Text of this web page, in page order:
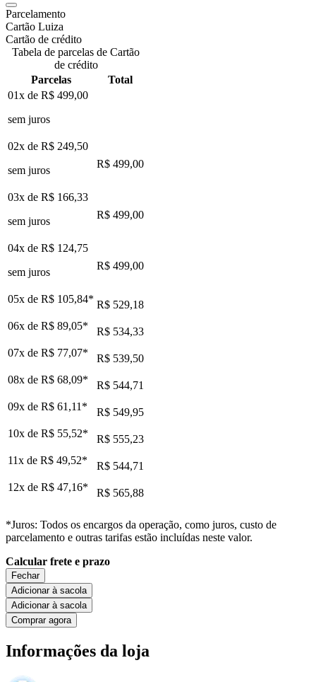
Parcelamento
Cartão Luiza
Cartão de crédito
Tabela de parcelas de Cartão
de crédito
Parcelas
Total
01x de R$ 499,00
sem juros
02x de R$ 249,50
sem juros
R$ 499,00
03x de R$ 166,33
sem juros
R$ 499,00
04x de R$ 124,75
sem juros
R$ 499,00
05x de R$ 105,84* R$ 529,18
06x de R$ 89,05*
R$ 534,33
07x de R$ 77,07*
R$ 539,50
08x de R$ 68,09*
R$ 544,71
09x de R$ 61,11 *
R$ 549,95
10x de R$ 55,52*
R$ 555,23
11x de R$ 49,52*
R$ 544,71
12x de R$ 47,16* R$ 565,88
*Juros: Todos os encargos da operação, como juros, custo de
parcelamento e outras tarifas estão incluídas neste valor.
Calcular frete e prazo
Fechar
Adicionar à sacola
Adicionar à sacola
Comprar agora
Informações da loja